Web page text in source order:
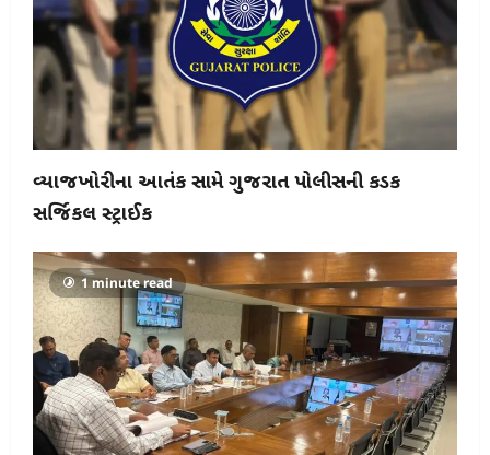
વ્યાજખોરીના આતંક સામે ગુજરાત પોલીસની કડક
સર્જિકલ સ્ટ્રાઈક
1 minute read